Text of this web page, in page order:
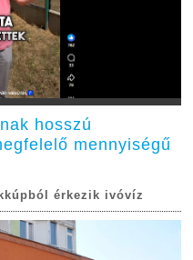
hosszú
mennyiségű
érkezik ivóvíz